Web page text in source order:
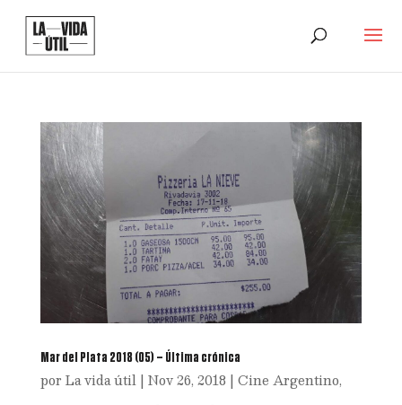
Mar del Plata 2018 (05) – Última crónica
por La vida útil| Nov 26, 2018 | Cine Argentino,